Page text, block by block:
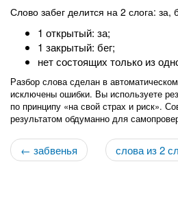
Слово забег делится на 2 слога: за,
1 открытый: за;
1 закрытый: бег;
нет состоящих только из
Разбор слова сделан в
исключены ошибки. Вы используете
по принципу «на свой страх и риск».
результатом обдуманно для
← забвенья слова из 2